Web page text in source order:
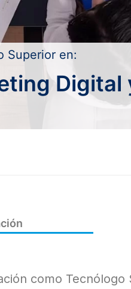
Superior en:
Digital
como